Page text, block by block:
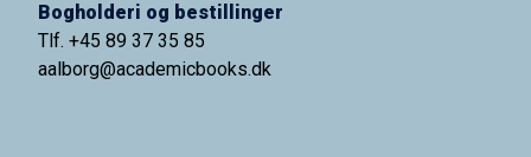
Bogholderi og bestillinger
Tlf. +45 89 37 35 85
aalborg@academicbooks.dk